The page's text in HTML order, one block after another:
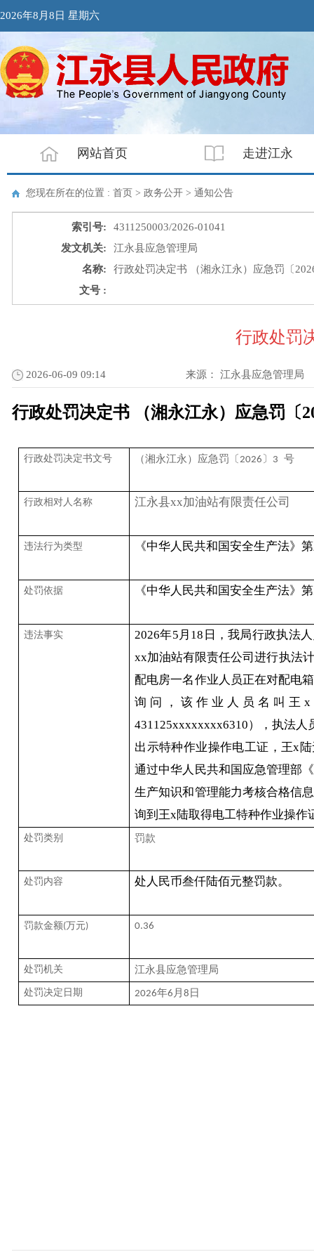
2026年8月8日 星期六
网站首页 走进江永
您现在所在的位置 : 首页 > 政务公开 > 通知公告
索引号:
4311250003/2026-01041
发文机关:
江永县应急管理局
名称:
行政处罚决定书 （湘永江永）应急罚〔
文号 :
行政处罚
2026-06-09 09:14 来源： 江永县应急管理局
行政处罚决定书 （湘永江永）应急罚〔
行政处罚决定书文号 （湘永江永）应急罚〔 2026 〕 3 号
行政相对人名称 江永县xx加油站有限责任公司
违法行为类型 《中华人民共和国安全生产法》
处罚依据 《中华人民共和国安全生产法》
违法事实 2026年5 月 18 日，我局行政执法
xx加油站有限责任公司进行执法
配电房一名作业人员正在对配电
询问，该作业人员名叫王 x
431125xxxxxxxx6310），执法人
出示特种作业操作电工证，王x
通过中华人民共和国应急管理部
生产知识和管理能力考核合格信
询到王x陆取得电工特种作业操作
处罚类别 罚款
处罚内容 处人民币叁仟陆佰元整罚款。
罚款金额(万元) 0.36
处罚机关 江永县应急管理局
处罚决定日期 2026年6 月8 日